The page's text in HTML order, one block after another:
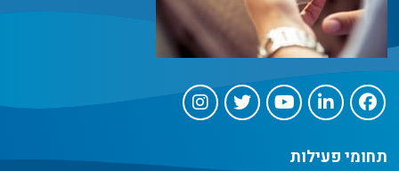
תחומי פעילות